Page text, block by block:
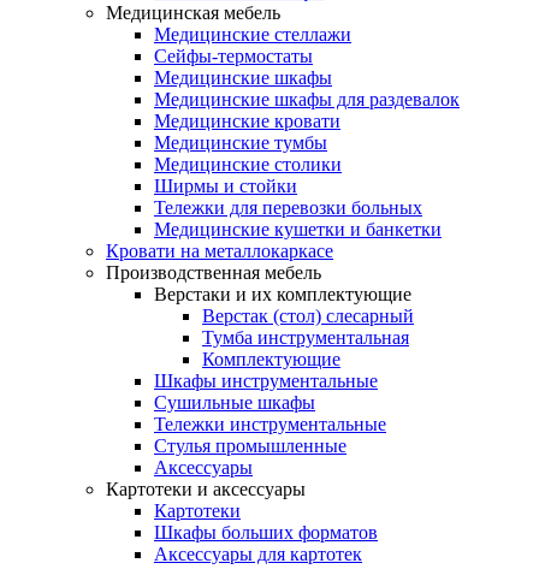
Медицинская мебель
Медицинские стеллажи
Сейфы-термостаты
Медицинские шкафы
Медицинские шкафы для раздевалок
Медицинские кровати
Медицинские тумбы
Медицинские столики
Ширмы и стойки
Тележки для перевозки больных
Медицинские кушетки и банкетки
Кровати на металлокаркасе
Производственная мебель
Верстаки и их комплектующие
Верстак (стол) слесарный
Тумба инструментальная
Комплектующие
Шкафы инструментальные
Сушильные шкафы
Тележки инструментальные
Стулья промышленные
Аксессуары
Картотеки и аксессуары
Картотеки
Шкафы больших форматов
Аксессуары для картотек